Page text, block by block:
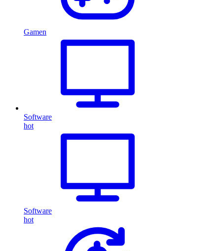
Gamen
Software
hot
Software
hot